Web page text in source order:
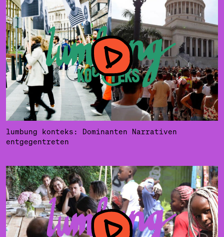
lumbung konteks: Dominanten Narrativen
entgegentreten